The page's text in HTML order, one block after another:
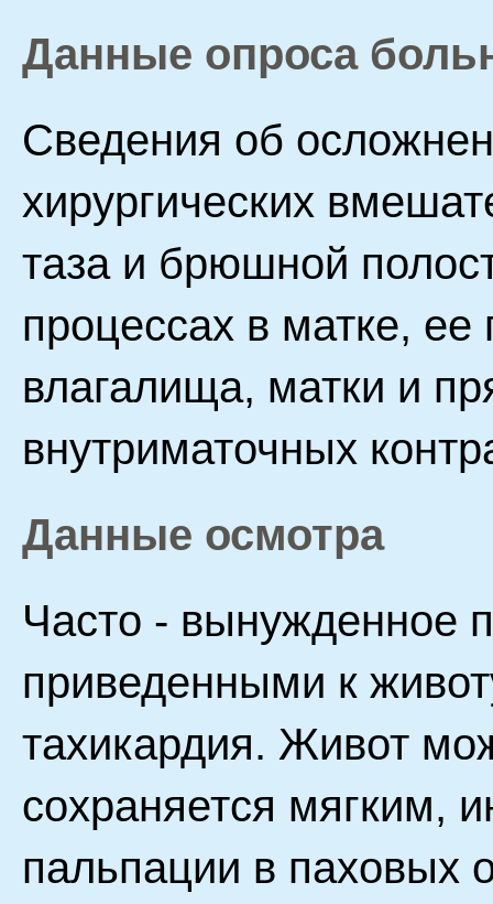
Данные опроса
Сведения об
хирургических
таза и брюшной
процессах в матке,
влагалища, матки и
внутриматочных
Данные осмотра
Часто - вынужденное
приведенными к
тахикардия. Живот
сохраняется мягким,
пальпации в паховых